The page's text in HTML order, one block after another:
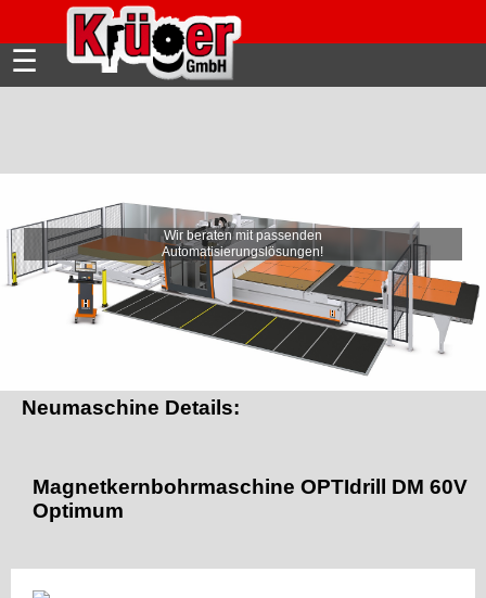
☰
Wir beraten mit passenden
Automatisierungslösungen!
Neumaschine Details:
Magnetkernbohrmaschine OPTIdrill DM 60V
Optimum